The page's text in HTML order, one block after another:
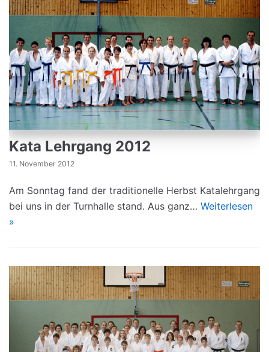
Kata Lehrgang 2012
11. November 2012
Am Sonntag fand der traditionelle Herbst Katalehrgang
bei uns in der Turnhalle stand. Aus ganz… Weiterlesen
»